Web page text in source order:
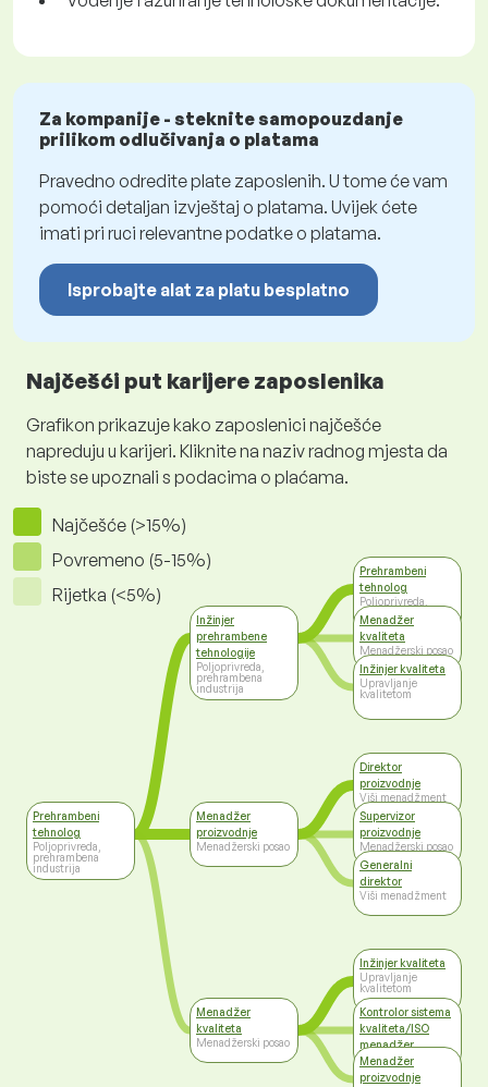
Za kompanije - steknite samopouzdanje
prilikom odlučivanja o platama
Pravedno odredite plate zaposlenih. U tome će vam
pomoći detaljan izvještaj o platama. Uvijek ćete
imati pri ruci relevantne podatke o platama.
Isprobajte alat za platu besplatno
Najčešći put karijere zaposlenika
Grafikon prikazuje kako zaposlenici najčešće
napreduju u karijeri. Kliknite na naziv radnog mjesta da
biste se upoznali s podacima o plaćama.
Najčešće (>15%)
Povremeno (5-15%)
Rijetka (<5%)
Prehrambeni
tehnolog
Poljoprivreda,
prehrambena
industrija
Inžinjer
prehrambene
tehnologije
Poljoprivreda,
prehrambena
industrija
Menadžer
proizvodnje
Menadžerski posao
Menadžer
kvaliteta
Menadžerski posao
Prehrambeni
tehnolog
Poljoprivreda,
prehrambena
industrija
Menadžer
kvaliteta
Menadžerski posao
Inžinjer kvaliteta
Upravljanje
kvalitetom
Direktor
proizvodnje
Viši menadžment
Supervizor
proizvodnje
Menadžerski posao
Generalni
direktor
Viši menadžment
Inžinjer kvaliteta
Upravljanje
kvalitetom
Kontrolor sistema
kvaliteta/ISO
menadžer
Viši menadžment
Menadžer
proizvodnje